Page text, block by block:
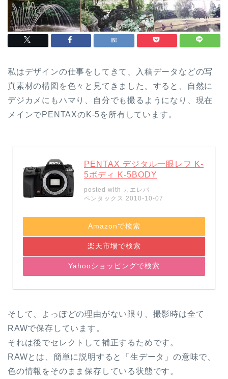
私はデザインの仕事をしてきて、入稿データなどの写
真素材の構図を色々と見てきました。すると、自然に
デジカメにもハマり、自分でも撮るようになり、現在
メインでPENTAXのK-5を所有しています。
PENTAX デジタル一眼レフ K-
5ボディ K-5BODY
posted with カエレバ
ペンタックス 2010-10-07
Amazonで検索
楽天市場で検索
Yahooショッピングで検索
そして、よっぽどの理由がない限り、撮影時は全て
RAWで保存しています。
それは後でセレクトして補正するためです。
RAWとは、簡単に説明すると「生データ」の意味で、
色の情報をそのまま保存している状態です。